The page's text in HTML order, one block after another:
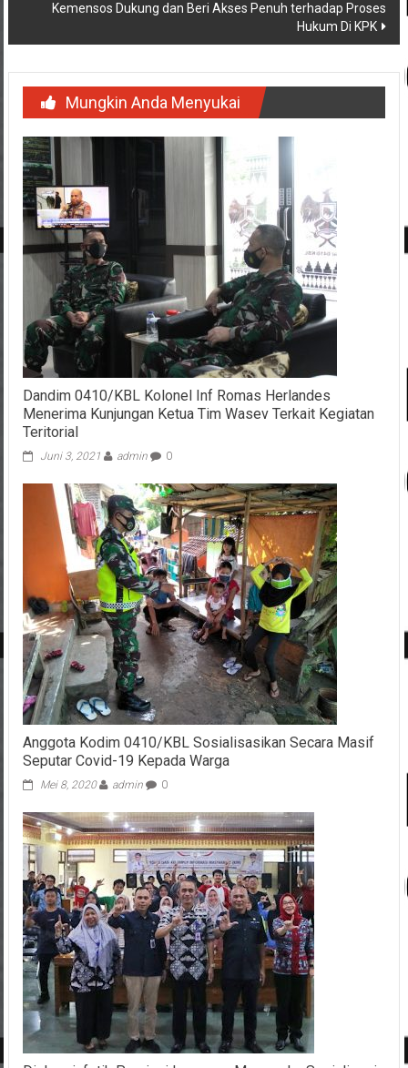
Kemensos Dukung dan Beri Akses Penuh terhadap Proses
Hukum Di KPK
Mungkin Anda Menyukai
Dandim 0410/KBL Kolonel Inf Romas Herlandes
Menerima Kunjungan Ketua Tim Wasev Terkait Kegiatan
Teritorial
Juni 3, 2021 admin 0
Anggota Kodim 0410/KBL Sosialisasikan Secara Masif
Seputar Covid-19 Kepada Warga
Mei 8, 2020 admin 0